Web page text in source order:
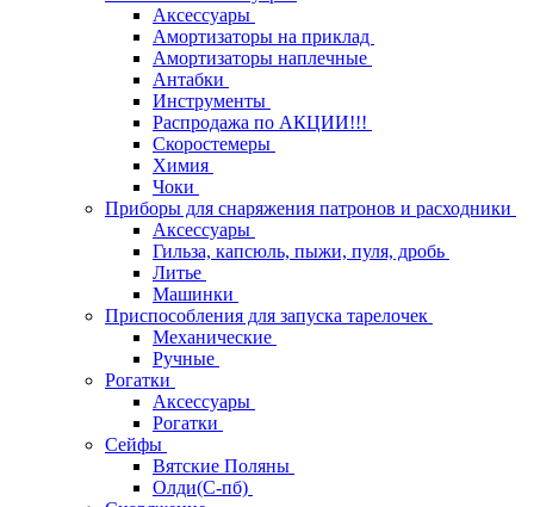
Аксессуары
Амортизаторы на приклад
Амортизаторы наплечные
Антабки
Инструменты
Распродажа по АКЦИИ!!!
Скоростемеры
Химия
Чоки
Приборы для снаряжения патронов и расходники
Аксессуары
Гильза, капсюль, пыжи, пуля, дробь
Литье
Машинки
Приспособления для запуска тарелочек
Механические
Ручные
Рогатки
Аксессуары
Рогатки
Сейфы
Вятские Поляны
Олди(С-пб)